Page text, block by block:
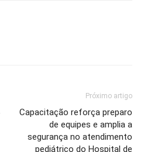
Próximo artigo
Capacitação reforça preparo
de equipes e amplia a
segurança no atendimento
pediátrico do Hospital de